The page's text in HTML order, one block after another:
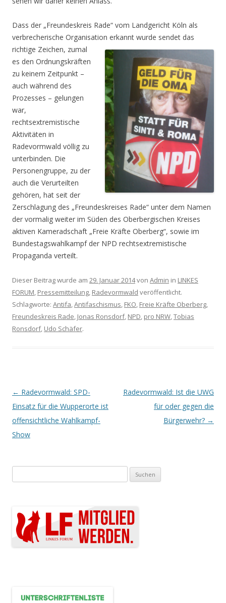
Dass der „Freundeskreis Rade“ vom Landgericht Köln als
verbrecherische Organisation erkannt wurde sendet das
richtige Zeichen, zumal
es den Ordnungskräften
zu keinem Zeitpunkt –
auch während des
Prozesses – gelungen
war,
rechtsextremistische
Aktivitäten in
Radevormwald völlig zu
unterbinden. Die
Personengruppe, zu der
auch die Verurteilten
gehören, hat seit der
Zerschlagung des „Freundeskreises Rade“ unter dem Namen
der vormalig weiter im Süden des Oberbergischen Kreises
aktiven Kameradschaft „Freie Kräfte Oberberg“, sowie im
Bundestagswahlkampf der NPD rechtsextremistische
Propaganda verteilt.
Dieser Beitrag wurde am 29. Januar 2014von Admin in LINKES
FORUM, Pressemitteilung, Radevormwald veröffentlicht.
Schlagworte: Antifa,Antifaschismus, FKO, Freie Kräfte Oberberg,
Freundeskreis Rade, Jonas Ronsdorf, NPD, pro NRW,Tobias
Ronsdorf, Udo Schäfer.
Artikel-Navigation
← Radevormwald: SPD-
Einsatz für die Wupperorte ist
offensichtliche Wahlkampf-
Show
Radevormwald: Ist die UWG
für oder gegen die
Bürgerwehr? →